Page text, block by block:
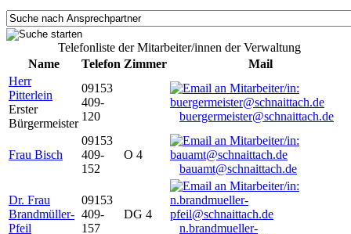
Telefonliste der Mitarbeiter/innen der Verwaltung
Name
Telefon Zimmer
Mail
Herr
Pitterlein
Erster
Bürgermeister
09153
409-
120
buergermeister@schnaittach.de
Frau Bisch
09153
409-
152
O 4
bauamt@schnaittach.de
Dr. Frau
Brandmüller-
Pfeil
09153
409-
157
DG 4
n.brandmueller-